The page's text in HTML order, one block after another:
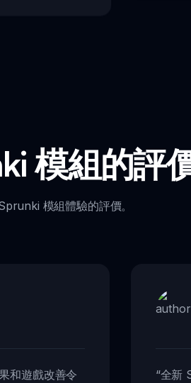
模組的評
模組體驗的評價。
和遊戲改善令 “全新